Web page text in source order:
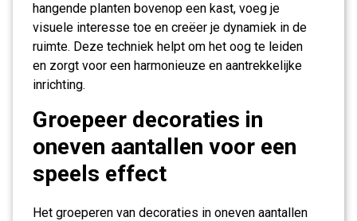
hangende planten bovenop een kast, voeg je
visuele interesse toe en creëer je dynamiek in de
ruimte. Deze techniek helpt om het oog te leiden
en zorgt voor een harmonieuze en aantrekkelijke
inrichting.
Groepeer decoraties in
oneven aantallen voor een
speels effect
Het groeperen van decoraties in oneven aantallen